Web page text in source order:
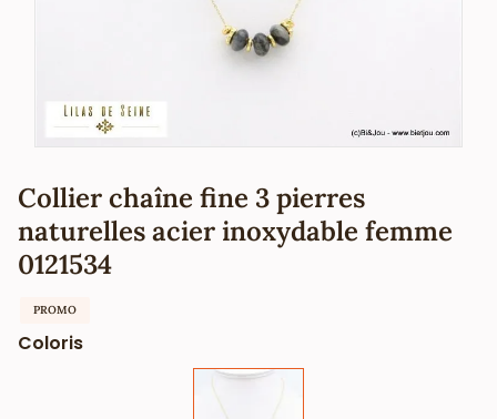
Collier chaîne fine 3 pierres
naturelles acier inoxydable femme
0121534
PROMO
Coloris